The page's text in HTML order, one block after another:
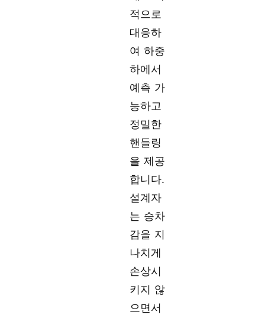
적으로
대응하
여 하중
하에서
예측 가
능하고
정밀한
핸들링
을 제공
합니다.
설계자
는 승차
감을 지
나치게
손상시
키지 않
으면서